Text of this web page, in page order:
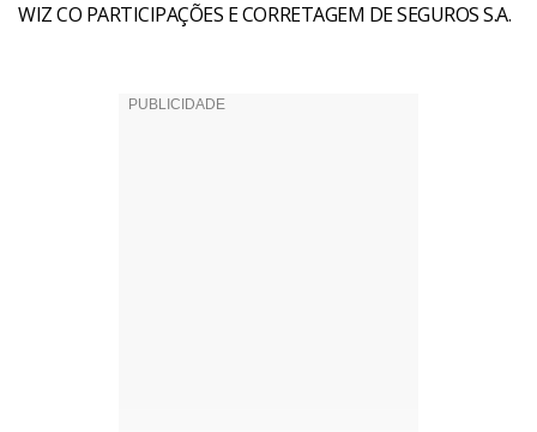
WIZ CO PARTICIPAÇÕES E CORRETAGEM DE SEGUROS S.A.